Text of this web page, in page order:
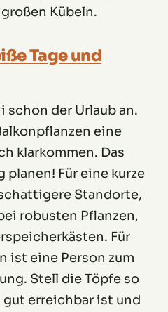
Kübeln.
Tage und
schon der Urlaub an.
eine
klarkommen. Das
Für eine kurze
Standorte,
robusten Pflanzen,
Für
ist eine Person zum
Stell die Töpfe so
gut erreichbar ist und